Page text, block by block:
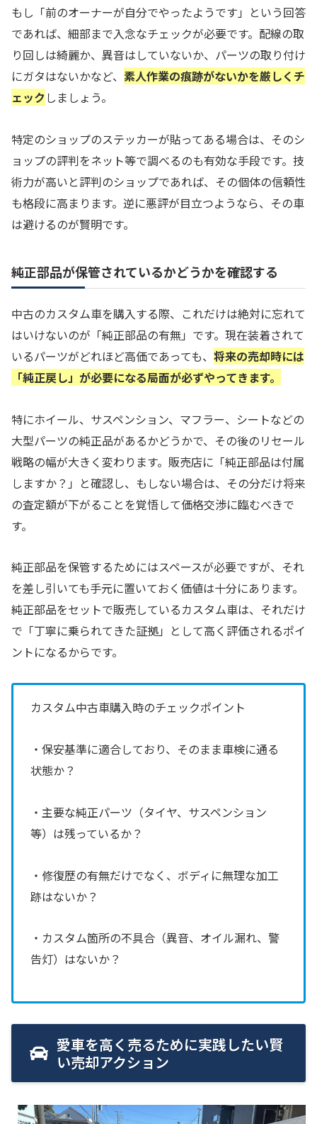
もし「前のオーナーが自分でやったようです」という回答
であれば、細部まで入念なチェックが必要です。配線の取
り回しは綺麗か、異音はしていないか、パーツの取り付け
にガタはないかなど、 素人作業の痕跡がないかを厳しくチ
ェックしましょう。
特定のショップのステッカーが貼ってある場合は、そのシ
ョップの評判をネット等で調べるのも有効な手段です。技
術力が高いと評判のショップであれば、その個体の信頼性
も格段に高まります。逆に悪評が目立つようなら、その車
は避けるのが賢明です。
純正部品が保管されているかどうかを確認する
中古のカスタム車を購入する際、これだけは絶対に忘れて
はいけないのが「純正部品の有無」です。現在装着されて
いるパーツがどれほど高価であっても、 将来の売却時には
「純正戻し」が必要になる局面が必ずやってきます。
特にホイール、サスペンション、マフラー、シートなどの
大型パーツの純正品があるかどうかで、その後のリセール
戦略の幅が大きく変わります。販売店に「純正部品は付属
しますか？」と確認し、もしない場合は、その分だけ将来
の査定額が下がることを覚悟して価格交渉に臨むべきで
す。
純正部品を保管するためにはスペースが必要ですが、それ
を差し引いても手元に置いておく価値は十分にあります。
純正部品をセットで販売しているカスタム車は、それだけ
で「丁寧に乗られてきた証拠」として高く評価されるポイ
ントになるからです。
カスタム中古車購入時のチェックポイント
・保安基準に適合しており、そのまま車検に通る
状態か？
・主要な純正パーツ（タイヤ、サスペンション
等）は残っているか？
・修復歴の有無だけでなく、ボディに無理な加工
跡はないか？
・カスタム箇所の不具合（異音、オイル漏れ、警
告灯）はないか？
愛車を高く売るために実践したい賢
い売却アクション